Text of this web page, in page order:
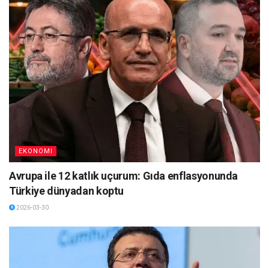
EKONOMI
Avrupa ile 12 katlık uçurum: Gıda enflasyonunda
Türkiye dünyadan koptu
2026-03-30